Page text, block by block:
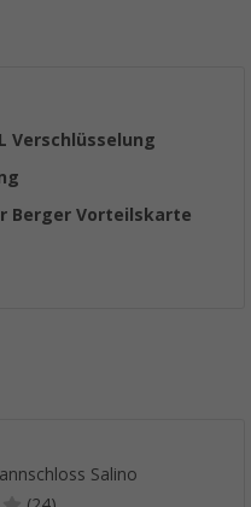
Verschlüsselung
Berger Vorteilskarte
Salino